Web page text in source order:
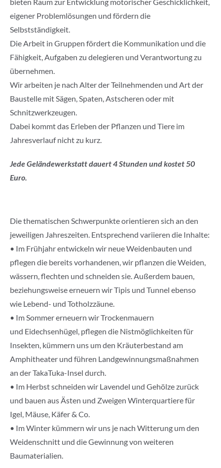
eigener Problemlösungen und fördern die
Selbstständigkeit.
Die Arbeit in Gruppen fördert die Kommunikation und die
Fähigkeit, Aufgaben zu delegieren und Verantwortung zu
übernehmen.
Wir arbeiten je nach Alter der Teilnehmenden und Art der
Baustelle mit Sägen, Spaten, Astscheren oder mit
Schnitzwerkzeugen.
Dabei kommt das Erleben der Pflanzen und Tiere im
Jahresverlauf nicht zu kurz.
Jede Geländewerkstatt dauert 4 Stunden und kostet 50
Euro.
Die thematischen Schwerpunkte orientieren sich an den
jeweiligen Jahreszeiten. Entsprechend variieren die Inhalte:
• Im Frühjahr entwickeln wir neue Weidenbauten und
pflegen die bereits vorhandenen, wir pflanzen die Weiden,
wässern, flechten und schneiden sie. Außerdem bauen,
beziehungsweise erneuern wir Tipis und Tunnel ebenso
wie Lebend- und Totholzzäune.
• Im Sommer erneuern wir Trockenmauern
und Eidechsenhügel, pflegen die Nistmöglichkeiten für
Insekten, kümmern uns um den Kräuterbestand am
Amphitheater und führen Landgewinnungsmaßnahmen
an der TakaTuka-Insel durch.
• Im Herbst schneiden wir Lavendel und Gehölze zurück
und bauen aus Ästen und Zweigen Winterquartiere für
Igel, Mäuse, Käfer & Co.
• Im Winter kümmern wir uns je nach Witterung um den
Weidenschnitt und die Gewinnung von weiteren
Baumaterialien.